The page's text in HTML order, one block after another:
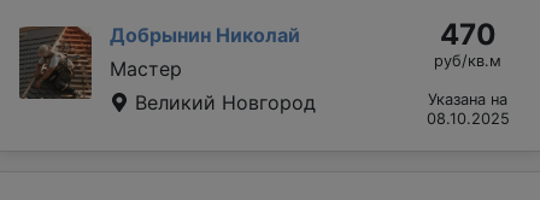
Добрынин Николай
Мастер
Великий Новгород
470
руб/кв.м
Указана на
08.10.2025